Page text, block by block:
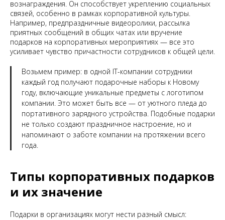
вознаграждения. Он способствует укреплению социальных
связей, особенно в рамках корпоративной культуры.
Например, предпраздничные видеоролики, рассылка
приятных сообщений в общих чатах или вручение
подарков на корпоративных мероприятиях — все это
усиливает чувство причастности сотрудников к общей цели.
Возьмем пример: в одной IT-компании сотрудники
каждый год получают подарочные наборы к Новому
году, включающие уникальные предметы с логотипом
компании. Это может быть все — от уютного пледа до
портативного зарядного устройства. Подобные подарки
не только создают праздничное настроение, но и
напоминают о заботе компании на протяжении всего
года.
Типы корпоративных подарков
и их значение
Подарки в организациях могут нести разный смысл: